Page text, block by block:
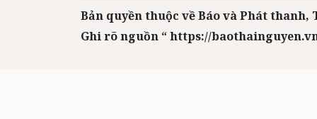
Bản quyền thuộc về Báo và Phát
Ghi rõ nguồn “ https://